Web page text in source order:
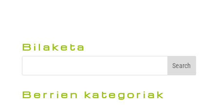
Bilaketa
Berrien kategoriak